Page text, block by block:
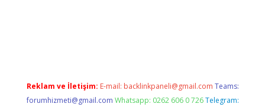
Reklam ve İletişim: E-mail: backlinkpaneli@gmail.com Teams:
forumhizmeti@gmail.com Whatsapp: 0262 606 0 726 Telegram: